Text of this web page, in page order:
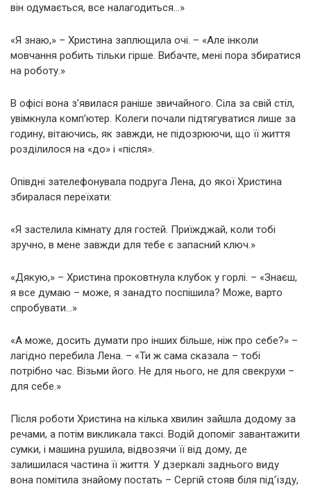
він одумається, все налагодиться…»
«Я знаю,» – Христина заплющила очі. – «Але інколи
мовчання робить тільки гірше. Вибачте, мені пора збиратися
на роботу.»
В офісі вона з’явилася раніше звичайного. Сіла за свій стіл,
увімкнула комп’ютер. Колеги почали підтягуватися лише за
годину, вітаючись, як завжди, не підозрюючи, що її життя
розділилося на «до» і «після».
Опівдні зателефонувала подруга Лена, до якої Христина
збиралася переїхати:
«Я застелила кімнату для гостей. Приїжджай, коли тобі
зручно, в мене завжди для тебе є запасний ключ.»
«Дякую,» – Христина проковтнула клубок у горлі. – «Знаєш,
я все думаю – може, я занадто поспішила? Може, варто
спробувати…»
«А може, досить думати про інших більше, ніж про себе?» –
лагідно перебила Лена. – «Ти ж сама сказала – тобі
потрібно час. Візьми його. Не для нього, не для свекрухи –
для себе.»
Після роботи Христина на кілька хвилин зайшла додому за
речами, а потім викликала таксі. Водій допоміг завантажити
сумки, і машина рушила, відвозячи її від дому, де
залишилася частина її життя. У дзеркалі заднього виду
вона помітила знайому постать – Сергій стояв біля під’їзду,